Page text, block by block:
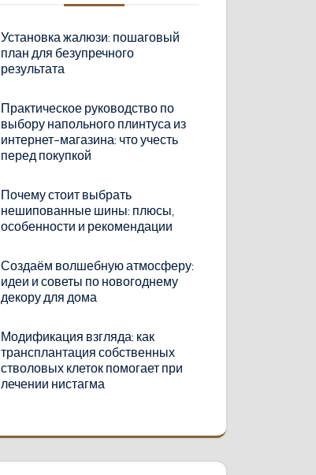
Установка жалюзи: пошаговый
план для безупречного
результата
Практическое руководство по
выбору напольного плинтуса из
интернет-магазина: что учесть
перед покупкой
Почему стоит выбрать
нешипованные шины: плюсы,
особенности и рекомендации
Создаём волшебную атмосферу:
идеи и советы по новогоднему
декору для дома
Модификация взгляда: как
трансплантация собственных
стволовых клеток помогает при
лечении нистагма